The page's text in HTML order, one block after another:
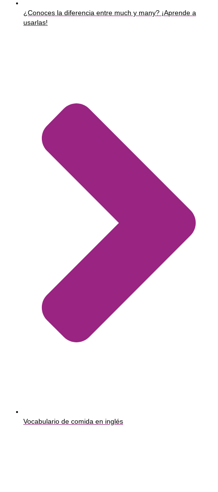
¿Conoces la diferencia entre much y many? ¡Aprende a
usarlas!
Vocabulario de comida en inglés